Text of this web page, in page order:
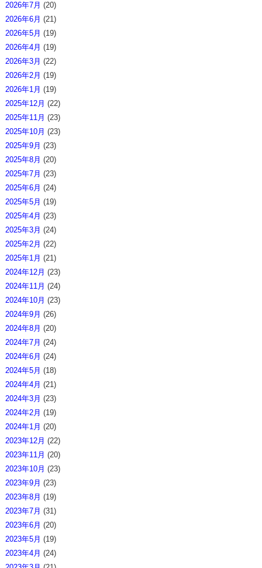
2026年7月 (20)
2026年6月 (21)
2026年5月 (19)
2026年4月 (19)
2026年3月 (22)
2026年2月 (19)
2026年1月 (19)
2025年12月 (22)
2025年11月 (23)
2025年10月 (23)
2025年9月 (23)
2025年8月 (20)
2025年7月 (23)
2025年6月 (24)
2025年5月 (19)
2025年4月 (23)
2025年3月 (24)
2025年2月 (22)
2025年1月 (21)
2024年12月 (23)
2024年11月 (24)
2024年10月 (23)
2024年9月 (26)
2024年8月 (20)
2024年7月 (24)
2024年6月 (24)
2024年5月 (18)
2024年4月 (21)
2024年3月 (23)
2024年2月 (19)
2024年1月 (20)
2023年12月 (22)
2023年11月 (20)
2023年10月 (23)
2023年9月 (23)
2023年8月 (19)
2023年7月 (31)
2023年6月 (20)
2023年5月 (19)
2023年4月 (24)